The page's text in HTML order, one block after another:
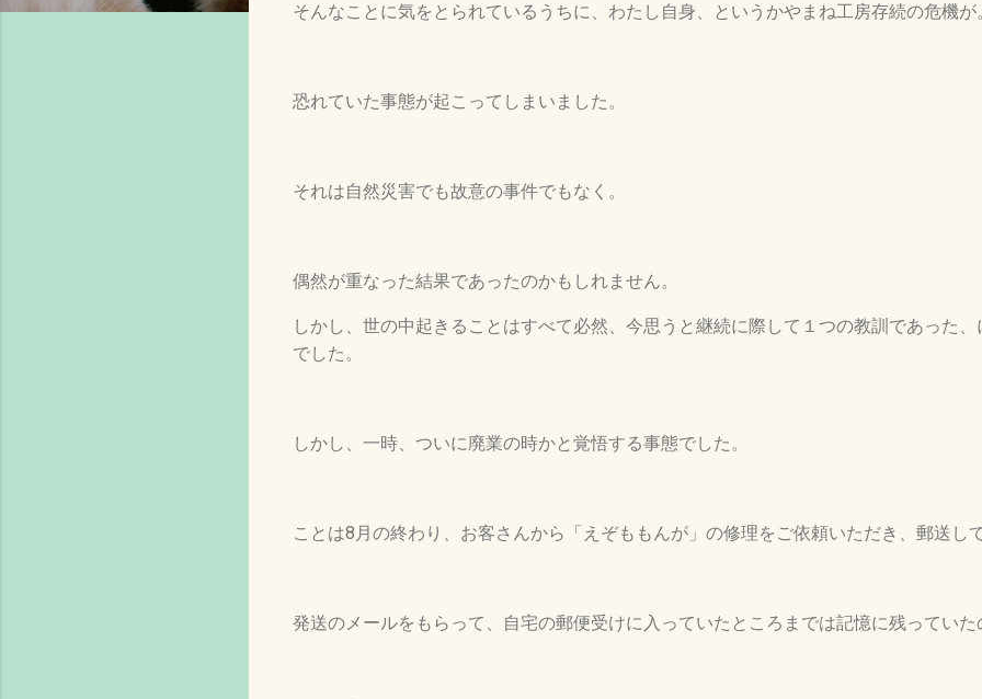
そんなことに気をとられているうちに、わたし自身、というかやまね工房存続の危機が
恐れていた事態が起こってしまいました。
それは自然災害でも故意の事件でもなく。
偶然が重なった結果であったのかもしれません。
しかし、世の中起きることはすべて必然、今思うと継続に際して１つの教訓であった
でした。
しかし、一時、ついに廃業の時かと覚悟する事態でした。
ことは8月の終わり、お客さんから「えぞももんが」の修理をご依頼いただき、郵送し
発送のメールをもらって、自宅の郵便受けに入っていたところまでは記憶に残ってい